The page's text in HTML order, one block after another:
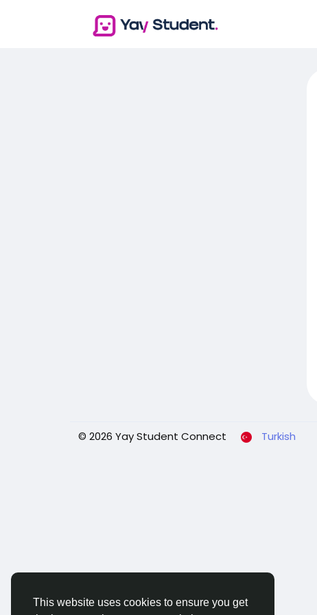
This website uses cookies to ensure you get
© 2026 Yay Student Connect Turkish